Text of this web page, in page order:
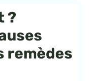
?
remèdes